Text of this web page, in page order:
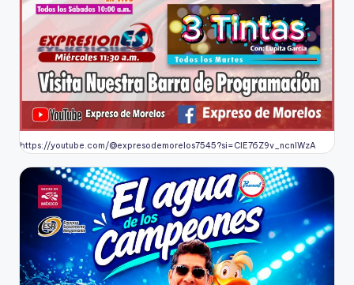
https://youtube.com/@expresodemorelos7545?si=CIE76Z9v_ncnlWzA